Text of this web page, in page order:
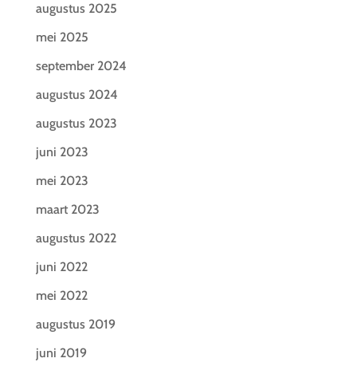
augustus 2025
mei 2025
september 2024
augustus 2024
augustus 2023
juni 2023
mei 2023
maart 2023
augustus 2022
juni 2022
mei 2022
augustus 2019
juni 2019